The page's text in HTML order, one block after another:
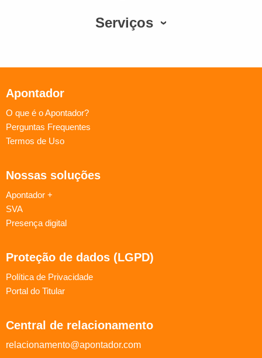
Serviços
Apontador
O que é o Apontador?
Perguntas Frequentes
Termos de Uso
Nossas soluções
Apontador +
SVA
Presença digital
Proteção de dados (LGPD)
Política de Privacidade
Portal do Titular
Central de relacionamento
relacionamento@apontador.com